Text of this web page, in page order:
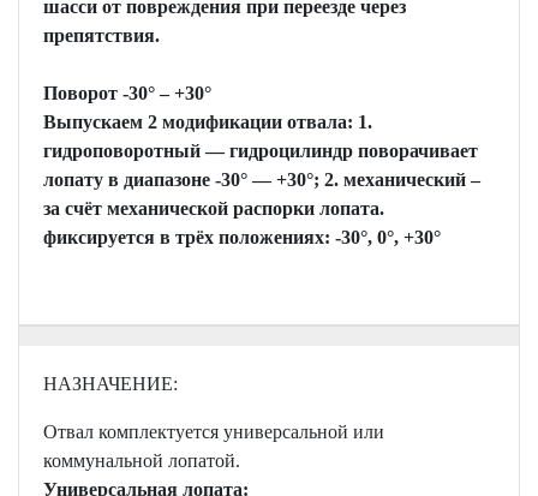
шасси от повреждения при переезде через
препятствия.
Поворот -30° – +30°
Выпускаем 2 модификации отвала: 1.
гидроповоротный — гидроцилиндр поворачивает
лопату в диапазоне -30° — +30°; 2. механический –
за счёт механической распорки лопата.
фиксируется в трёх положениях: -30°, 0°, +30°
НАЗНАЧЕНИЕ:
Отвал комплектуется универсальной или
коммунальной лопатой.
Универсальная лопата: